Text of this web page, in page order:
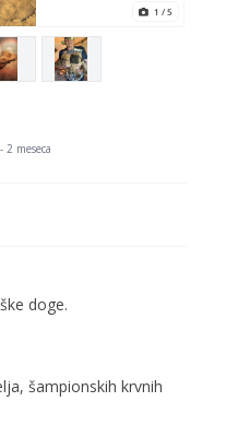
1 / 5
meseca
doge.
šampionskih krvnih